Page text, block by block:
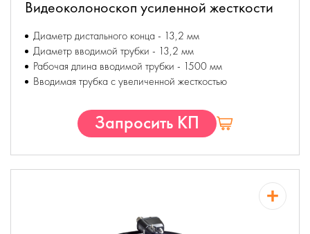
Видеоколоноскоп усиленной жесткости
Диаметр дистального конца - 13,2 мм
Диаметр вводимой трубки - 13,2 мм
Рабочая длина вводимой трубки - 1500 мм
Вводимая трубка с увеличенной жесткостью
Запросить КП